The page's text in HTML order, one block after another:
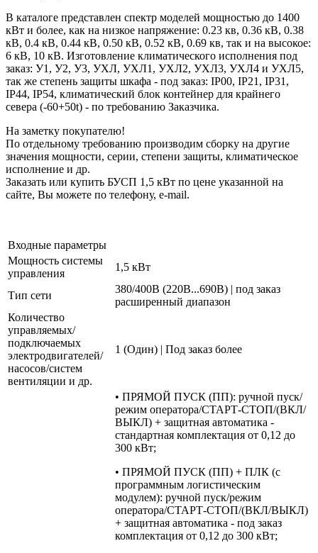
В каталоге представлен спектр моделей мощностью до 1400
кВт и более, как на низкое напряжение: 0.23 кв, 0.36 кВ, 0.38
кВ, 0.4 кВ, 0.44 кВ, 0.50 кВ, 0.52 кВ, 0.69 кв, так и на высокое:
6 кВ, 10 кВ. Изготовление климатического исполнения под
заказ: У1, У2, У3, УХЛ, УХЛ1, УХЛ2, УХЛ3, УХЛ4 и УХЛ5,
так же степень защиты шкафа - под заказ: IP00, IP21, IP31,
IP44, IP54, климатический блок контейнер для крайнего
севера (-60+50t) - по требованию Заказчика.
На заметку покупателю!
По отдельному требованию производим сборку на другие
значения мощности, серии, степени защиты, климатическое
исполнение и др.
Заказать или купить БУСП 1,5 кВт по цене указанной на
сайте, Вы можете по телефону, e-mail.
Входные параметры
Мощность системы
управления
1,5 кВт
Тип сети
380/400В (220В...690В) | под заказ
расширенный диапазон
Количество
управляемых/
подключаемых
электродвигателей/
насосов/систем
вентиляции и др.
1 (Один) | Под заказ более
• ПРЯМОЙ ПУСК (ПП): ручной пуск/
режим оператора/СТАРТ-СТОП/(ВКЛ/
ВЫКЛ) + защитная автоматика -
стандартная комплектация от 0,12 до
300 кВт;
• ПРЯМОЙ ПУСК (ПП) + ПЛК (с
программным логистическим
модулем): ручной пуск/режим
оператора/СТАРТ-СТОП/(ВКЛ/ВЫКЛ)
+ защитная автоматика - под заказ
комплектация от 0,12 до 300 кВт;